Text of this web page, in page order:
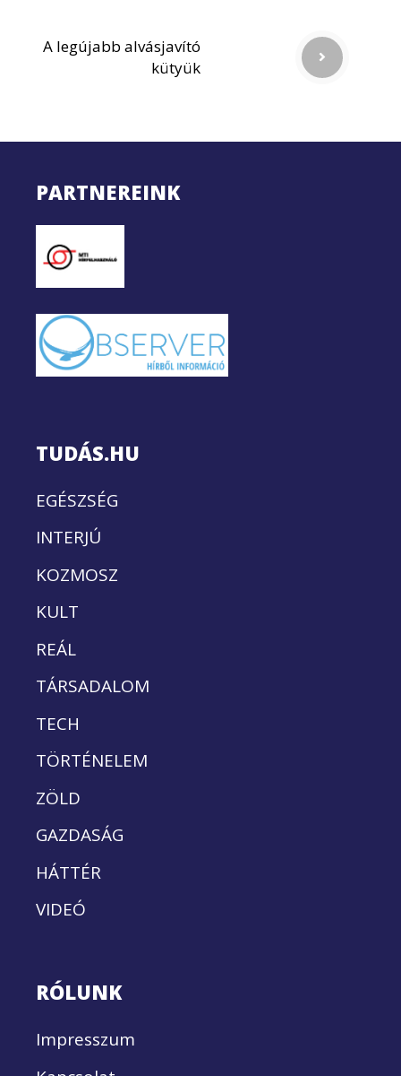
A legújabb alvásjavító
kütyük
PARTNEREINK
TUDÁS.HU
EGÉSZSÉG
INTERJÚ
KOZMOSZ
KULT
REÁL
TÁRSADALOM
TECH
TÖRTÉNELEM
ZÖLD
GAZDASÁG
HÁTTÉR
VIDEÓ
RÓLUNK
Impresszum